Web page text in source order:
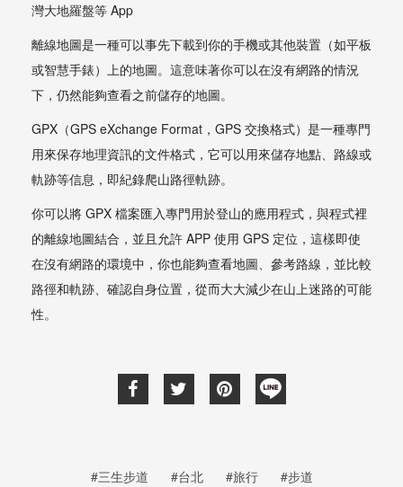
灣大地羅盤等 App
離線地圖是一種可以事先下載到你的手機或其他裝置（如平板
或智慧手錶）上的地圖。這意味著你可以在沒有網路的情況
下，仍然能夠查看之前儲存的地圖。
GPX（GPS eXchange Format，GPS 交換格式）是一種專門
用來保存地理資訊的文件格式，它可以用來儲存地點、路線或
軌跡等信息，即紀錄爬山路徑軌跡。
你可以將 GPX 檔案匯入專門用於登山的應用程式，與程式裡
的離線地圖結合，並且允許 APP 使用 GPS 定位，這樣即使
在沒有網路的環境中，你也能夠查看地圖、參考路線，並比較
路徑和軌跡、確認自身位置，從而大大減少在山上迷路的可能
性。
#三生步道 #台北 #旅行 #步道